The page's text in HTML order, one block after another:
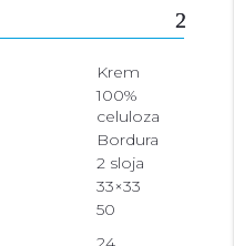
Krem
100%
celuloza
Bordura
2 sloja
33×33
50